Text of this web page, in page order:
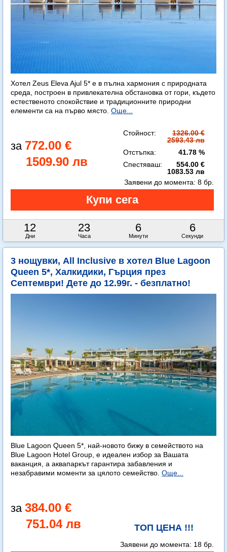
Хотел Zeus Eleva Ajul 5* е в пълна хармония с природната
среда, построен в привлекателна обстановка от гори, където
естественото спокойствие и традиционните природни
елементи са на първо място. Още...
772.00 €
1509.90 лв
Стойност:
1326.00 €
2593.43 лв
Отстъпка:
41.78 %
Спестяваш:
554.00 €
1083.53 лв
12
Дни
23
Часа
6
Минути
4
Секунди
Заявени до момента: 8 бр.
3 нощувки, All Inclusive в хотел Blue Lagoon
Queen 5*, Халкидики, Гърция през
Септември! Дете до 12.99г. - безплатно!
Blue Lagoon Queen 5*, най-новото бижу в семейството на
Blue Lagoon Hotel Group, е идеален избор за Вашата
ваканция, а аквапаркът гарантира забавления и
незабравими моменти за цялото семейство. Още...
384.00 €
751.04 лв
ТОП ЦЕНА !!!
Заявени до момента: 18 бр.